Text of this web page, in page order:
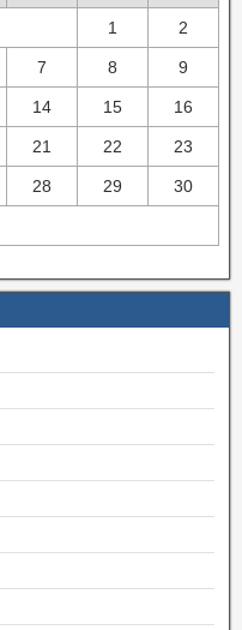
1 2
7 8 9
14 15 16
21 22 23
28 29 30